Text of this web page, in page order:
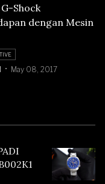
Shock
dengan Mesin
May 08, 2017